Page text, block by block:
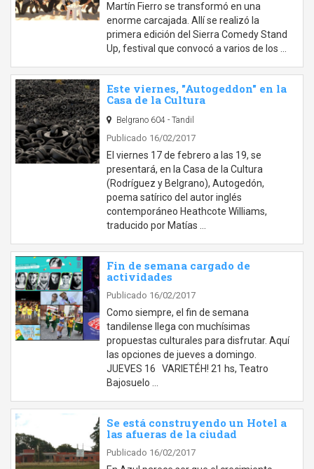
Martín Fierro se transformó en una
enorme carcajada. Allí se realizó la
primera edición del Sierra Comedy Stand
Up, festival que convocó a varios de los …
Este viernes, "Autogeddon" en la
Casa de la Cultura
Belgrano 604 - Tandil
Publicado 16/02/2017
El viernes 17 de febrero a las 19, se
presentará, en la Casa de la Cultura
(Rodríguez y Belgrano), Autogedón,
poema satírico del autor inglés
contemporáneo Heathcote Williams,
traducido por Matías …
Fin de semana cargado de
actividades
Publicado 16/02/2017
Como siempre, el fin de semana
tandilense llega con muchísimas
propuestas culturales para disfrutar. Aquí
las opciones de jueves a domingo.
JUEVES 16 VARIETÉH! 21 hs, Teatro
Bajosuelo …
Se está construyendo un Hotel a
las afueras de la ciudad
Publicado 16/02/2017